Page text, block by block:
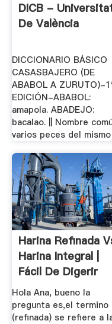
DICB -
De València
DICCIONARIO BÁSICO
CASASBAJERO (DE
ABABOL A ZURUTO)-
EDICIÓN-ABABOL:
amapola. ABADEJO:
bacalao. || Nombre
varios peces del
Harina Refinada
Harina Integral |
Fácil De Digerir
Hola Ana, bueno la
pregunta es,el termino
(refinada) se refiere a